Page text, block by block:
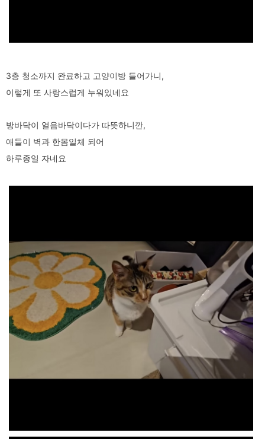
3층 청소까지 완료하고 고양이방 들어가니,
이렇게 또 사랑스럽게 누워있네요
방바닥이 얼음바닥이다가 따뜻하니깐,
애들이 벽과 한몸일체 되어
하루종일 자네요